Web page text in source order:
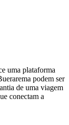
uma plataforma
podem ser
de uma viagem
conectam a